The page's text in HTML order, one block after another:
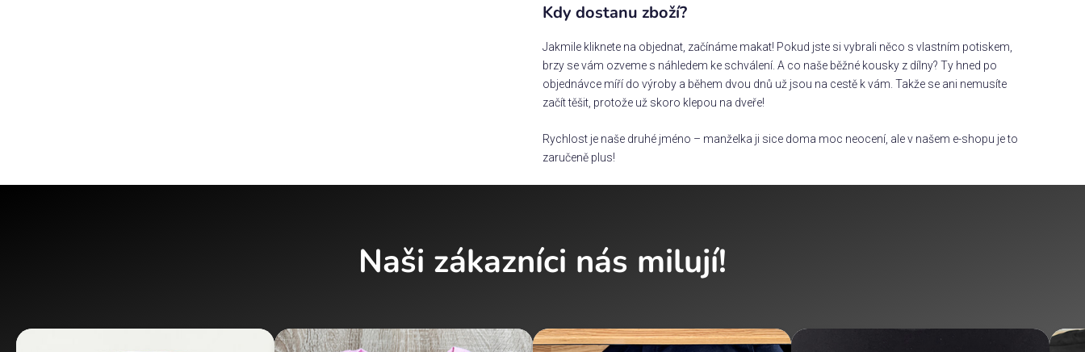
Kdy dostanu zboží?
Jakmile kliknete na objednat, začínáme makat! Pokud jste si vybrali něco s vlastním potiskem,
brzy se vám ozveme s náhledem ke schválení. A co naše běžné kousky z dílny? Ty hned po
objednávce míří do výroby a během dvou dnů už jsou na cestě k vám. Takže se ani nemusíte
začít těšit, protože už skoro klepou na dveře!
Rychlost je naše druhé jméno – manželka ji sice doma moc neocení, ale v našem e-shopu je to
zaručeně plus!
Naši zákazníci nás milují!